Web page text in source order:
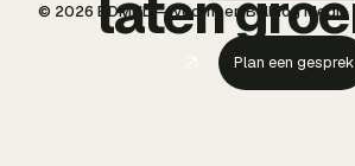
© 2026 BDMNL — voorheen Bulldog
Plan een gesprek